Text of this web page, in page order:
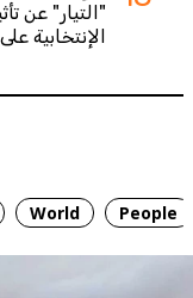
"التيار" عن
الإنتخابية
World People